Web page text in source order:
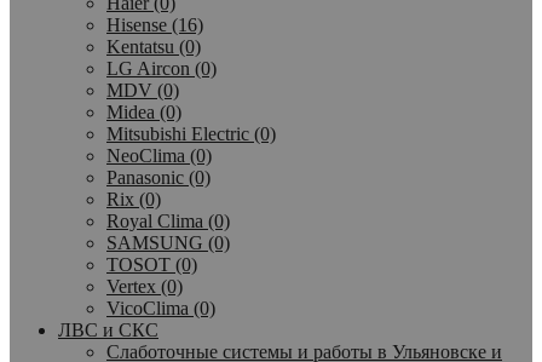
Hisense (16)
Kentatsu (0)
LG Aircon (0)
MDV (0)
Midea (0)
Mitsubishi Electric (0)
NeoClima (0)
Panasonic (0)
Rix (0)
Royal Clima (0)
SAMSUNG (0)
TOSOT (0)
Vertex (0)
VicoClima (0)
ЛВС и СКС
Слаботочные системы и работы в Ульяновске и